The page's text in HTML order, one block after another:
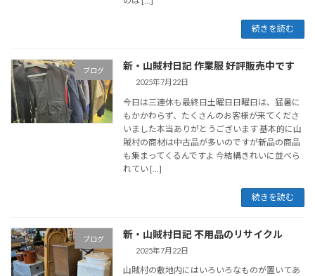
続きを読む
ブログ 新・山賊村日記 作業服 好評販売中です
2025年7月22日
今日は三連休も最終日土曜日日曜日は、猛暑に
もかかわらず、たくさんのお客様が来てくださ
いました本当ありがとうございます 基本的に山
賊村の商材は中古品が多いのですが新品の商品
も集まってくるんですよ 今結構きれいに並べら
れてい […]
続きを読む
ブログ 新・山賊村日記 不用品のリサイクル
2025年7月22日
山賊村の敷地内にはいろいろなものが置いてあ